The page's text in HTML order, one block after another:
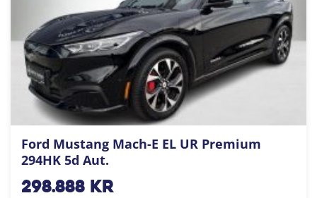
Ford Mustang Mach-E EL UR Premium
294HK 5d Aut.
298.888kr